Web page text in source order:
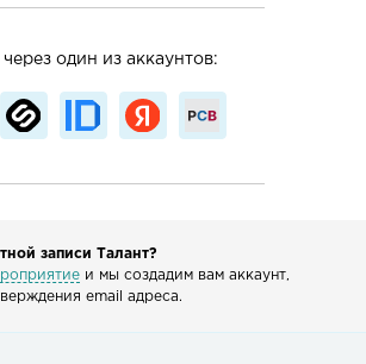
один из аккаунтов:
записи Талант?
и мы создадим вам аккаунт,
email адреса.